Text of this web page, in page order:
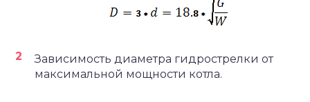
Зависимость диаметра гидрострелки от
максимальной мощности котла.